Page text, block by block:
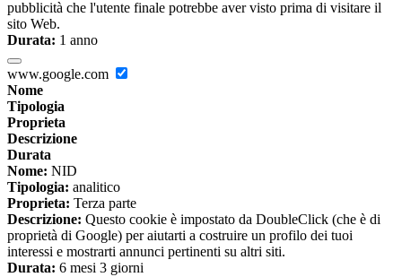
pubblicità che l'utente finale potrebbe aver visto prima di visitare il
sito Web.
Durata: 1 anno
www.google.com
Nome
Tipologia
Proprieta
Descrizione
Durata
Nome: NID
Tipologia: analitico
Proprieta: Terza parte
Descrizione: Questo cookie è impostato da DoubleClick (che è di
proprietà di Google) per aiutarti a costruire un profilo dei tuoi
interessi e mostrarti annunci pertinenti su altri siti.
Durata: 6 mesi 3 giorni